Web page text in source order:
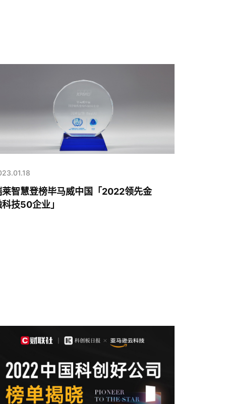
莱智慧登榜毕马威中国「2022领先金
技50企业」